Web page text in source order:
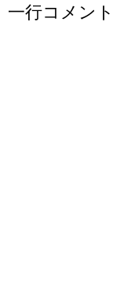
一行コメン